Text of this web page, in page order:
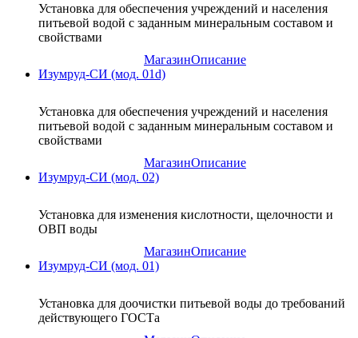
Установка для обеспечения учреждений и населения
питьевой водой с заданным минеральным составом и
свойствами
МагазинОписание
Изумруд-СИ (мод. 01d)
Установка для обеспечения учреждений и населения
питьевой водой с заданным минеральным составом и
свойствами
МагазинОписание
Изумруд-СИ (мод. 02)
Установка для изменения кислотности, щелочности и
ОВП воды
МагазинОписание
Изумруд-СИ (мод. 01)
Установка для доочистки питьевой воды до требований
действующего ГОСТа